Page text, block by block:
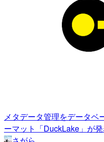
メタデータ管理をデータベ
ーマット「DuckLake」が